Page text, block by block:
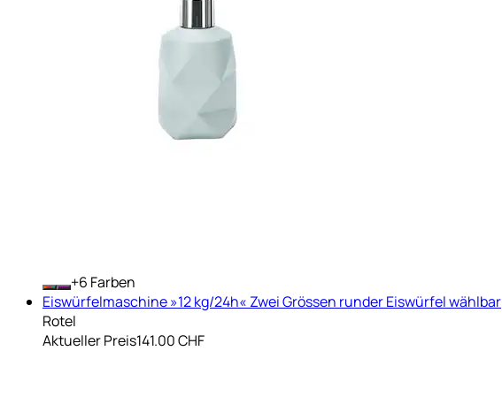
+
Farben
Eiswürfelmaschine »12 kg/24h« Zwei Grössen runder Eiswürfel wählbar
Rotel
Aktueller Preis141.00 CHF